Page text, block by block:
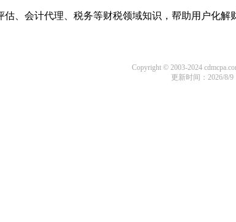
、会计代理、税务等财税领域知识，帮助用户化解
Copyright © 2003-2024
更新时间：2026/8/9